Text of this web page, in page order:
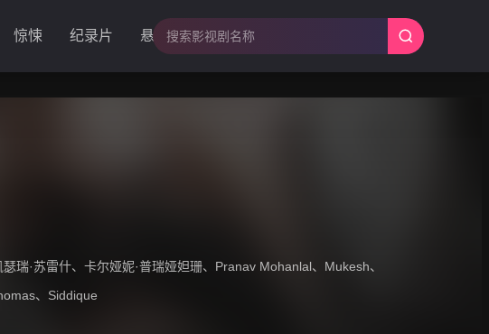
惊悚 纪录片 悬疑
瑟瑞·苏雷什、 卡尔娅妮·普瑞娅妲珊、 Pranav Mohanlal、 Mukesh、
、 Siddique